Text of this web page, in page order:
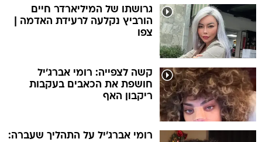
גרושתו של המיליארדר חיים
הורביץ נקלעה לרעידת האדמה |
צפו
קשה לצפייה: רומי אברג'יל
חושפת את הכאבים בעקבות
ריקבון האף
רומי אברג'יל על התהליך שעברה: